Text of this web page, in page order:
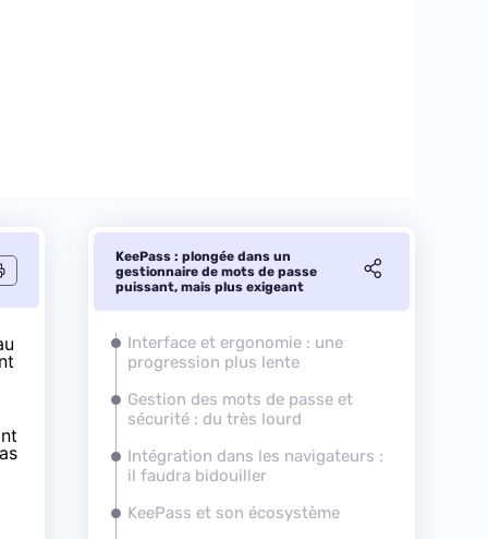
KeePass : plongée dans un
gestionnaire de mots de passe
puissant, mais plus exigeant
Interface et ergonomie : une
progression plus lente
Gestion des mots de passe et
sécurité : du très lourd
Intégration dans les navigateurs :
il faudra bidouiller
KeePass et son écosystème